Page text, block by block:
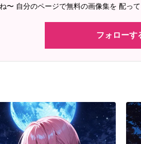
〜 自分のページで無料の画像集を 配っ
フォローす